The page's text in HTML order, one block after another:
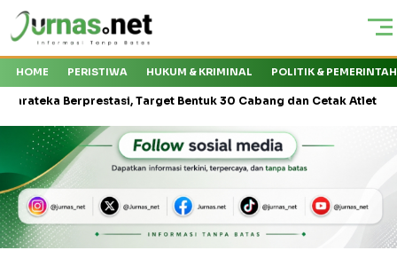
HOME PERISTIWA HUKUM & KRIMINAL POLITIK &
Berprestasi, Target Bentuk 30 Cabang dan Cetak Atlet Nasional